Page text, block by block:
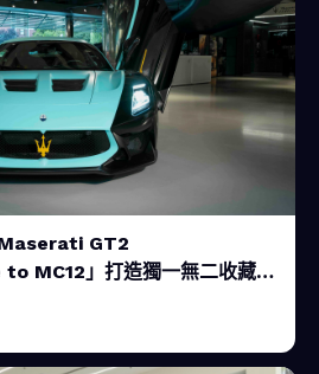
Maserati GT2
MC12」打造獨一無二收藏級